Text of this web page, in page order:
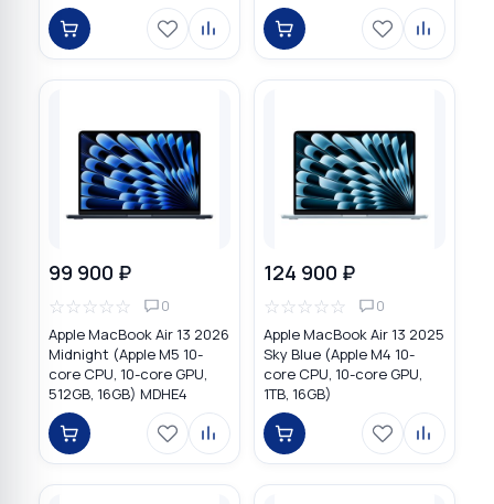
99 900 ₽
☆☆☆☆☆ 0
Apple MacBook Air 13 2026
Midnight (Apple M5 10-
core CPU, 10-core GPU,
512GB, 16GB) MDHE4
124 900 ₽
☆☆☆☆☆ 0
Apple MacBook Air 13 2025
Sky Blue (Apple M4 10-
core CPU, 10-core GPU,
1TB, 16GB)